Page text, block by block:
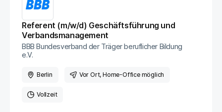
Referent (m/w/d) Geschäftsführung und
Verbandsmanagement
BBB Bundesverband der Träger beruflicher Bildung
e.V.
Berlin Vor Ort, Home-Office möglich
Vollzeit